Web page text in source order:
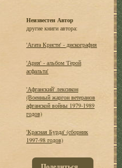
Неизвестен Автор
другие книги автора:
'Агата Кристи' - дискография
'Ария' - альбом 'Герой
асфальта'
'Афганский' лексикон
(Военный жаргон ветеранов
афганской войны 1979-1989
годов)
'Красная Бурда' (сборник
1997-98 годов)